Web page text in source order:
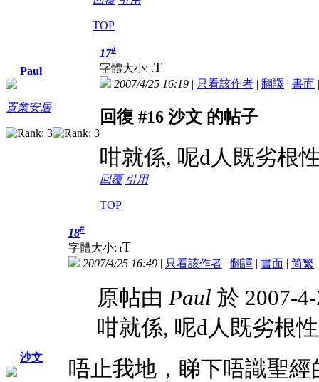
TOP
Paul
置業安居
17#
字體大小: tT
2007/4/25 16:19 | 只看該作者 | 翻譯 | 書面
回復 #16 沙文 的帖子
咁就係, 呢d人既劣根
回覆 引用
TOP
沙文
18#
字體大小: tT
2007/4/25 16:49 | 只看該作者 | 翻譯 | 書面 | 简繁
原帖由 Paul 於 2007-
咁就係, 呢d人既劣根
唔止我地，睇下唔識聖